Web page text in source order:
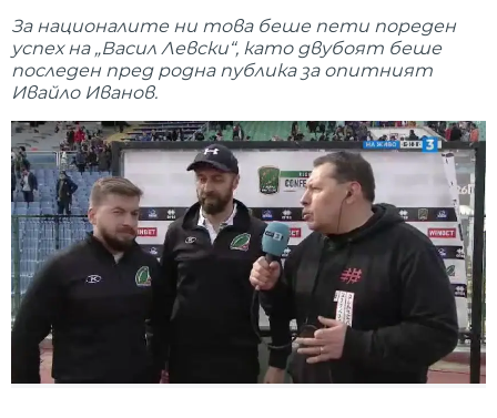
За националите ни това беше пети пореден
успех на „Васил Левски“, като двубоят беше
последен пред родна публика за опитният
Ивайло Иванов.